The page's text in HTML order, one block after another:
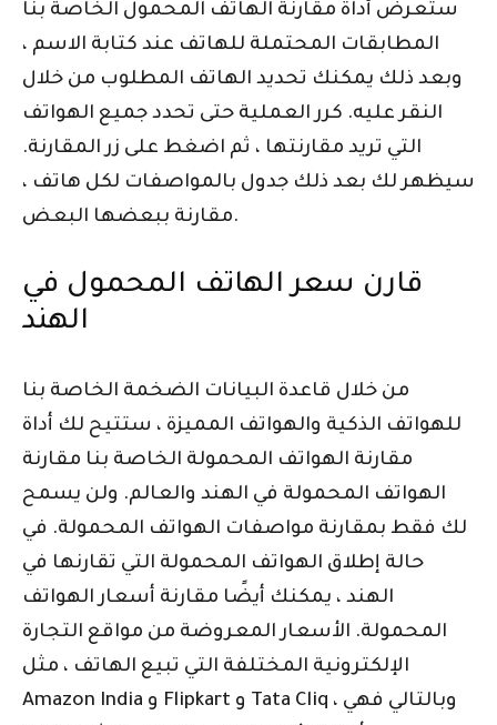
ستعرض أداة مقارنة الهاتف المحمول الخاصة بنا
المطابقات المحتملة للهاتف عند كتابة الاسم ،
وبعد ذلك يمكنك تحديد الهاتف المطلوب من خلال
النقر عليه. كرر العملية حتى تحدد جميع الهواتف
التي تريد مقارنتها ، ثم اضغط على زر المقارنة.
سيظهر لك بعد ذلك جدول بالمواصفات لكل هاتف ،
مقارنة ببعضها البعض.
قارن سعر الهاتف المحمول في
الهند
من خلال قاعدة البيانات الضخمة الخاصة بنا
للهواتف الذكية والهواتف المميزة ، ستتيح لك أداة
مقارنة الهواتف المحمولة الخاصة بنا مقارنة
الهواتف المحمولة في الهند والعالم. ولن يسمح
لك فقط بمقارنة مواصفات الهواتف المحمولة. في
حالة إطلاق الهواتف المحمولة التي تقارنها في
الهند ، يمكنك أيضًا مقارنة أسعار الهواتف
المحمولة. الأسعار المعروضة من مواقع التجارة
الإلكترونية المختلفة التي تبيع الهاتف ، مثل
Amazon India و Flipkart و Tata Cliq ، وبالتالي فهي